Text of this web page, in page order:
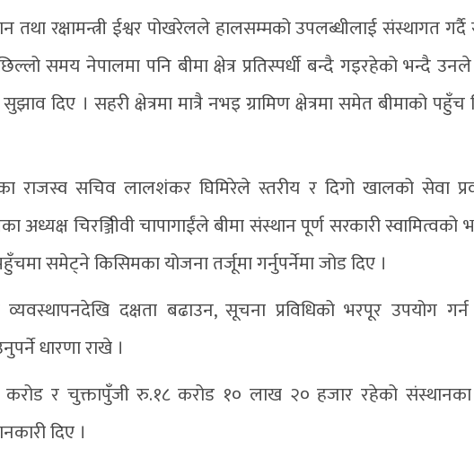
तथा रक्षामन्त्री ईश्वर पोखरेलले हालसम्मको उपलब्धीलाई संस्थागत
समय नेपालमा पनि बीमा क्षेत्र प्रतिस्पर्धी बन्दै गइरहेको भन्दै
दिए । सहरी क्षेत्रमा मात्रै नभइ ग्रामिण क्षेत्रमा समेत बीमाको पहुँच
राजस्व सचिव लालशंकर घिमिरेले स्तरीय र दिगो खालको सेवा
अध्यक्ष चिरञ्जिीवी चापागाईंले बीमा संस्थान पूर्ण सरकारी
समेट्ने किसिमका योजना तर्जूमा गर्नुपर्नेमा जोड दिए ।
दक्षता बढाउन, सूचना प्रविधिको भरपूर उपयोग
धारणा राखे ।
र चुक्तापुँजी रु.१८ करोड १० लाख २० हजार रहेको संस्थानका
दिए ।